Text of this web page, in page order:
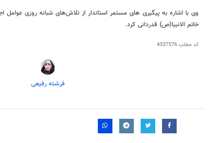
وی با اشاره به پیگیری های مستمر استاندار از تلاش‌های شبانه روزی عوامل
خاتم الانبیا(ص) قدردانی کرد.
کد مطلب4337576
فرشته رفیعی